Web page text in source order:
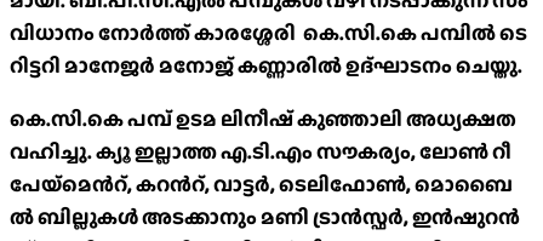
വി​ധാ​നം നോ​ർ​ത്ത് കാ​ര​ശ്ശേരി കെ​.സി​.കെ പ​മ്പി​ൽ ടെ​
റി​ട്ട​റി മാ​നേ​ജ​ർ മ​നോ​ജ് ക​ണ്ണാ​രി​ൽ ഉ​ദ്ഘാ​ട​നം ചെ​യ്തു.
കെ​.സി​.കെ പ​മ്പ് ഉ​ട​മ ലി​നീ​ഷ് കു​ഞ്ഞാ​ലി അ​ധ്യ​ക്ഷ​ത
വ​ഹി​ച്ചു. ക്യൂ ​ഇ​ല്ലാ​ത്ത എ​.ടി​.എം സൗ​ക​ര്യം, ലോ​ൺ റീ​
പേ​യ്‌​മെ​ന്‍റ്, ക​റ​ന്‍റ്, വാ​ട്ട​ർ, ടെ​ലി​ഫോ​ൺ, മൊ​ബൈ​
ൽ ബി​ല്ലു​ക​ൾ അ​ട​ക്കാ​നും മ​ണി ട്രാ​ൻ​സ്ഫ​ർ, ഇ​ൻ​ഷു​റ​ൻ​